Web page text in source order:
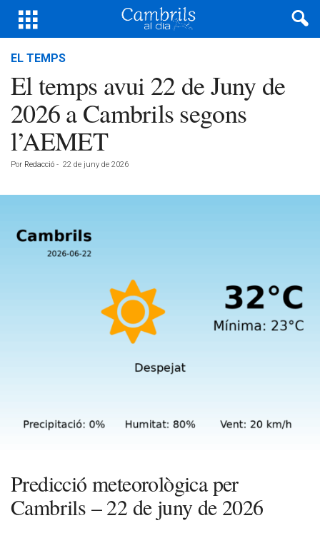
EL TEMPS
El temps avui 22 de Juny de
2026 a Cambrils segons
l’AEMET
Por Redacció - 22 de juny de 2026
Predicció meteorològica per
Cambrils – 22 de juny de 2026